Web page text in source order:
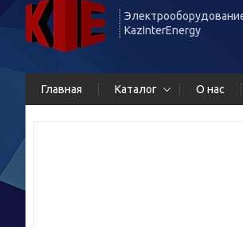
KazInterEnergy
Главная Каталог О нас